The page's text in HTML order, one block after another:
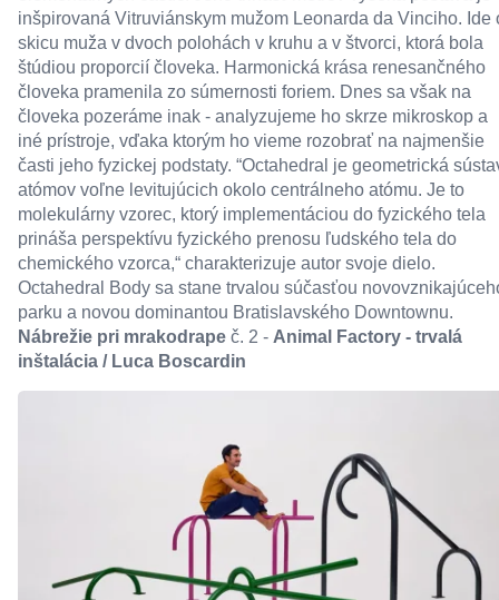
inšpirovaná Vitruviánskym mužom Leonarda da Vinciho. Ide
skicu muža v dvoch polohách v kruhu a v štvorci, ktorá bola
štúdiou proporcií človeka. Harmonická krása renesančného
človeka pramenila zo súmernosti foriem. Dnes sa však na
človeka pozeráme inak - analyzujeme ho skrze mikroskop a
iné prístroje, vďaka ktorým ho vieme rozobrať na najmenšie
časti jeho fyzickej podstaty. “Octahedral je geometrická
atómov voľne levitujúcich okolo centrálneho atómu. Je to
molekulárny vzorec, ktorý implementáciou do fyzického tela
prináša perspektívu fyzického prenosu ľudského tela do
chemického vzorca,“ charakterizuje autor svoje dielo.
Octahedral Body sa stane trvalou súčasťou
parku a novou dominantou Bratislavského Downtownu.
Nábrežie pri mrakodrape č. 2 - Animal Factory - trvalá
inštalácia / Luca Boscardin